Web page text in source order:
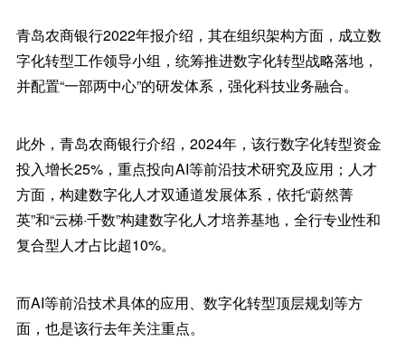
青岛农商银行2022年报介绍，其在组织架构方面，成立数
字化转型工作领导小组，统筹推进数字化转型战略落地，
并配置“一部两中心”的研发体系，强化科技业务融合。
此外，青岛农商银行介绍，2024年，该行数字化转型资金
投入增长25%，重点投向AI等前沿技术研究及应用；人才
方面，构建数字化人才双通道发展体系，依托“蔚然菁
英”和“云梯·千数”构建数字化人才培养基地，全行专业性和
复合型人才占比超10%。
而AI等前沿技术具体的应用、数字化转型顶层规划等方
面，也是该行去年关注重点。